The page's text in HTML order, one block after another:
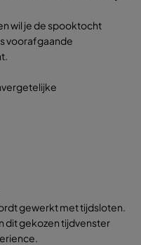
wil je de spooktocht
voorafgaande
gewerkt met tijdsloten.
dit gekozen tijdvenster